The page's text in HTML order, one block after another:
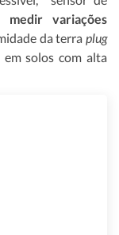
medir variações
da terraplug
solos com alta